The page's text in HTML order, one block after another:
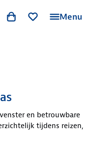
Menu
en betrouwbare
tijdens reizen,